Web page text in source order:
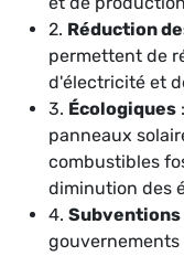
2. Réduction
permettent de
d'électricité et
3. Écologiques
panneaux
combustibles
diminution des
4. Subventions